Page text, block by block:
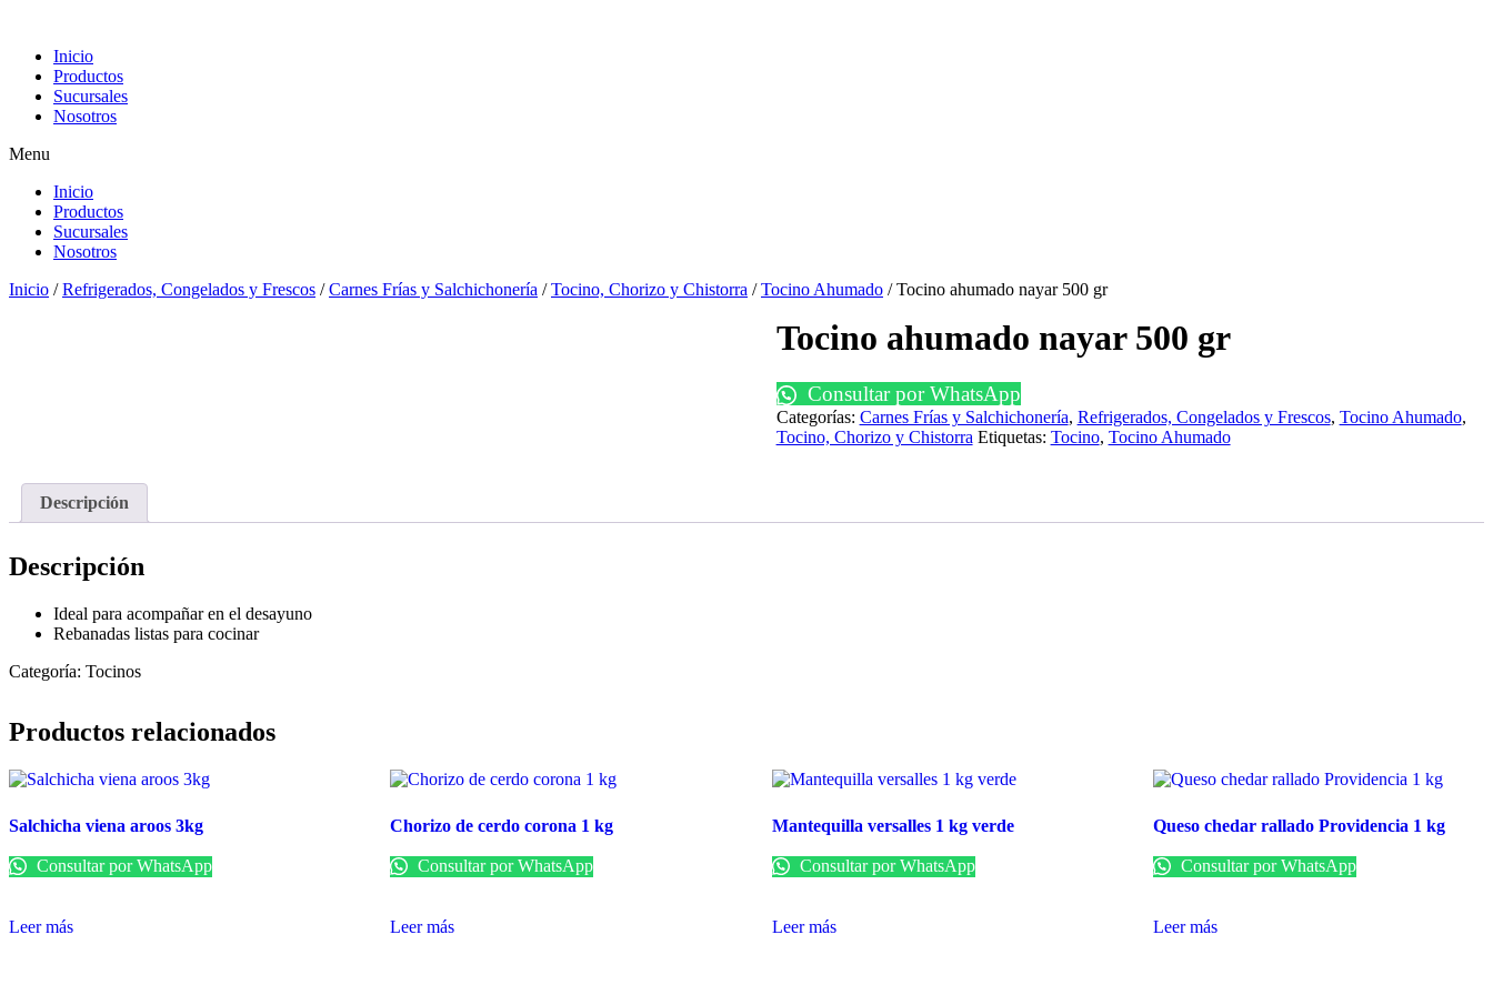
contentInicio
Productos
Sucursales
Nosotros
Menu
Inicio
Productos
Sucursales
Nosotros
Inicio /Refrigerados, Congelados y Frescos /Carnes Frías y Salchichonería /Tocino, Chorizo y Chistorra /Tocino Ahumado / Tocino ahumado nayar 500 gr
Tocino ahumado nayar 500 gr
Consultar por WhatsApp
Categorías: Carnes Frías y Salchichonería, Refrigerados, Congelados y Frescos, Tocino Ahumado,
Tocino, Chorizo y Chistorra Etiquetas: Tocino, Tocino Ahumado
Descripción
Descripción
Ideal para acompañar en el desayuno
Rebanadas listas para cocinar
Categoría: Tocinos
Productos relacionados
Salchicha viena aroos 3kg
Consultar por WhatsApp
Leer más
Chorizo de cerdo corona 1 kg
Consultar por WhatsApp
Leer más
Mantequilla versalles 1 kg verde
Consultar por WhatsApp
Leer más
Queso chedar rallado Providencia 1 kg
Consultar por WhatsApp
Leer más